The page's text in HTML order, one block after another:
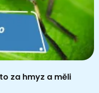
za hmyz a měli